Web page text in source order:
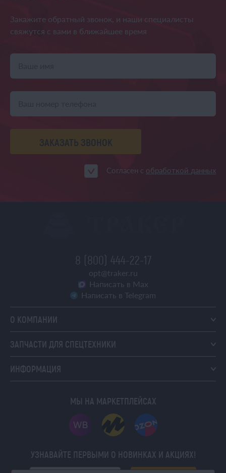
Закажите обратный звонок, и наши специалисты
свяжутся с вами в ближайшее время
ЗАКАЗАТЬ ЗВОНОК
Согласен с обработкой данных
8 (800) 444-22-17
opt@traker.ru
Написать в Max
Написать в Telegram
О КОМПАНИИ
ЗАПЧАСТИ ДЛЯ СПЕЦТЕХНИКИ
ИНФОРМАЦИЯ
МЫ НА МАРКЕТПЛЕЙСАХ
УЗНАВАЙТЕ ПЕРВЫМИ О НОВИНКАХ И АКЦИЯХ!